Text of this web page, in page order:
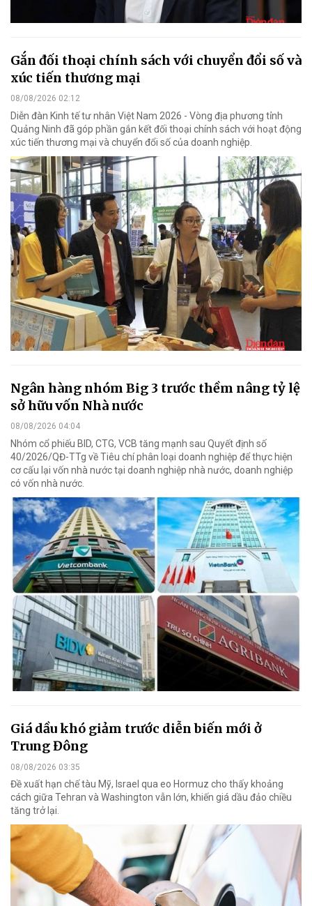
Gắn đối thoại chính sách với chuyển đổi số và
xúc tiến thương mại
08/08/2026 02:12
Diễn đàn Kinh tế tư nhân Việt Nam 2026 - Vòng địa phương tỉnh
Quảng Ninh đã góp phần gắn kết đối thoại chính sách với hoạt động
xúc tiến thương mại và chuyển đổi số của doanh nghiệp.
Ngân hàng nhóm Big 3 trước thềm nâng tỷ lệ
sở hữu vốn Nhà nước
08/08/2026 04:04
Nhóm cổ phiếu BID, CTG, VCB tăng mạnh sau Quyết định số
40/2026/QĐ-TTg về Tiêu chí phân loại doanh nghiệp để thực hiện
cơ cấu lại vốn nhà nước tại doanh nghiệp nhà nước, doanh nghiệp
có vốn nhà nước.
Giá dầu khó giảm trước diễn biến mới ở
Trung Đông
08/08/2026 03:35
Đề xuất hạn chế tàu Mỹ, Israel qua eo Hormuz cho thấy khoảng
cách giữa Tehran và Washington vẫn lớn, khiến giá dầu đảo chiều
tăng trở lại.